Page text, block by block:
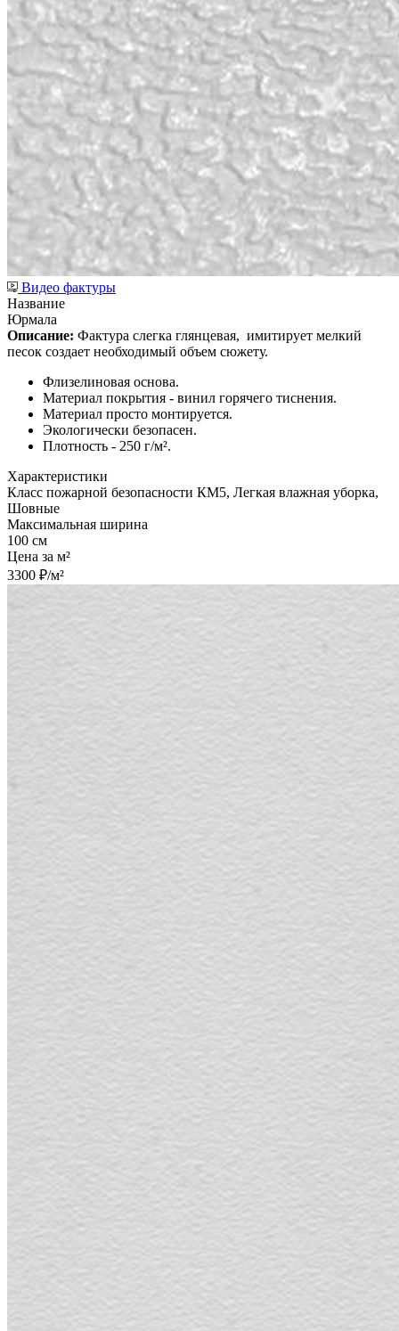
Видео фактуры
Название
Юрмала
Описание: Фактура слегка глянцевая, имитирует мелкий
песок создает необходимый объем сюжету.
Флизелиновая основа.
Материал покрытия - винил горячего тиснения.
Материал просто монтируется.
Экологически безопасен.
Плотность - 250 г/м².
Характеристики
Класс пожарной безопасности КМ5, Легкая влажная уборка,
Шовные
Максимальная ширина
100 см
Цена за м²
3300 ₽/м²